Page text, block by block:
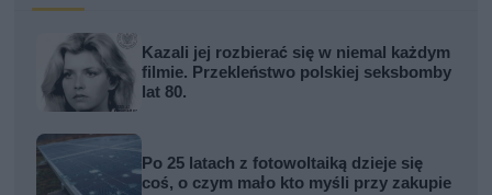
Kazali jej rozbierać się w niemal każdym
filmie. Przekleństwo polskiej seksbomby
lat 80.
Po 25 latach z fotowoltaiką dzieje się
coś, o czym mało kto myśli przy zakupie